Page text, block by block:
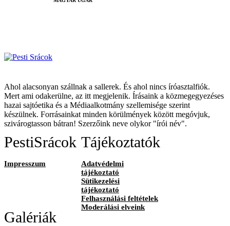
Ahol alacsonyan szállnak a sallerek. És ahol nincs íróasztalfiók.
Mert ami odakerülne, az itt megjelenik. Írásaink a közmegegyezéses
hazai sajtóetika és a Médiaalkotmány szellemisége szerint
készülnek. Forrásainkat minden körülmények között megóvjuk,
szivárogtasson bátran! Szerzőink neve olykor "írói név".
PestiSrácok
Impresszum
Tájékoztatók
Adatvédelmi
tájékoztató
Sütikezelési
tájékoztató
Felhasználási feltételek
Moderálási elveink
Galériák